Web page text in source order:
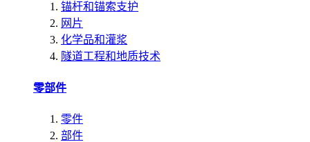
锚杆和锚索支护
网片
化学品和灌浆
隧道工程和地质技术
零部件
零件
部件